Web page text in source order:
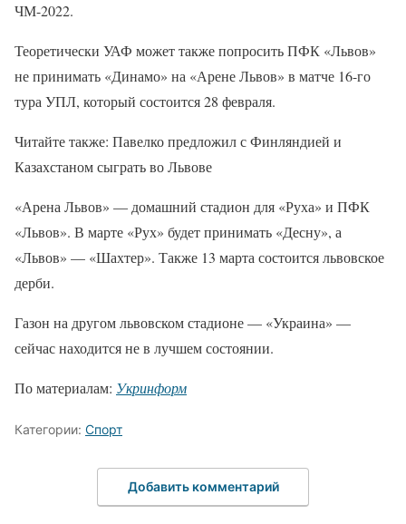
ЧМ-2022.
Теоретически УАФ может также попросить ПФК «Львов»
не принимать «Динамо» на «Арене Львов» в матче 16-го
тура УПЛ, который состоится 28 февраля.
Читайте также: Павелко предложил с Финляндией и
Казахстаном сыграть во Львове
«Арена Львов» — домашний стадион для «Руха» и ПФК
«Львов». В марте «Рух» будет принимать «Десну», а
«Львов» — «Шахтер». Также 13 марта состоится львовское
дерби.
Газон на другом львовском стадионе — «Украина» —
сейчас находится не в лучшем состоянии.
По материалам: Укринформ
Категории: Спорт
Добавить комментарий